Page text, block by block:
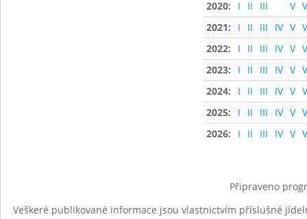
2020:
I II III V
2021:
I II III IV V
2022:
I II III IV V
2023:
I II III IV V
2024:
I II III IV V
2025:
I II III IV V
2026:
I II III IV V
Připraveno
Veškeré publikované informace jsou vlastnictvím příslušné